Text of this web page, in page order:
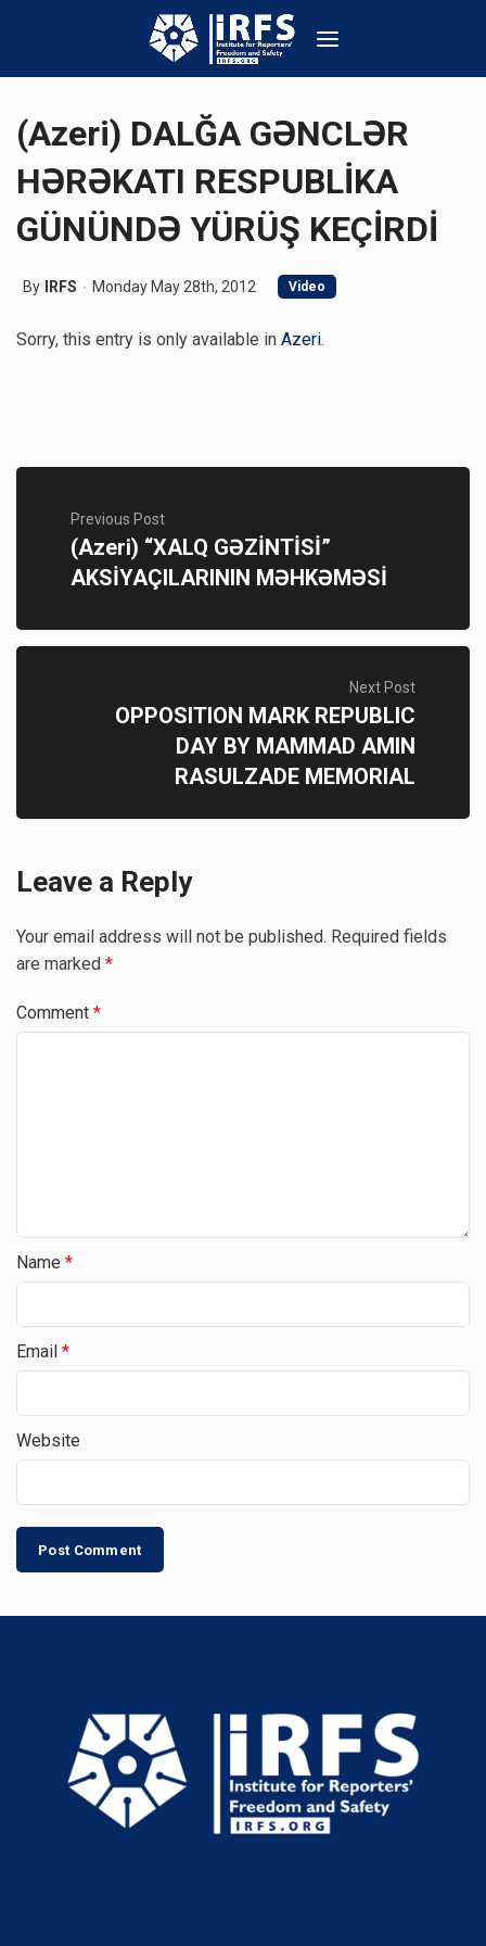
(Azeri) DALĞA GƏNCLƏR
HƏRƏKATI RESPUBLİKA
GÜNÜNDƏ YÜRÜŞ KEÇİRDİ
By IRFS Monday May 28th, 2012 Video
Sorry, this entry is only available in Azeri.
Previous Post
(Azeri) “XALQ GƏZİNTİSİ”
AKSİYAÇILARININ MƏHKƏMƏSİ
Next Post
OPPOSITION MARK REPUBLIC
DAY BY MAMMAD AMIN
RASULZADE MEMORIAL
Leave a Reply
Your email address will not be published. Required fields
are marked *
Comment *
Name *
Email *
Website